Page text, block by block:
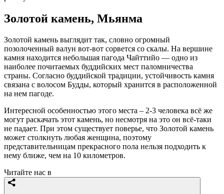
Золотой камень, Мьянма
Золотой камень выглядит так, словно огромный
позолоченный валун вот-вот сорвется со скалы. На вершине
камня находится небольшая пагода Чайттийо — одно из
наиболее почитаемых буддийских мест паломничества
страны. Согласно буддийской традиции, устойчивость камня
связана с волосом Будды, который хранится в расположенной
на нем пагоде.
Интересной особенностью этого места – 2-3 человека всё же
могут раскачать этот камень, но несмотря на это он всё-таки
не падает. При этом существует поверье, что Золотой камень
может столкнуть любая женщина, поэтому
представительницам прекрасного пола нельзя подходить к
нему ближе, чем на 10 километров.
Читайте нас в